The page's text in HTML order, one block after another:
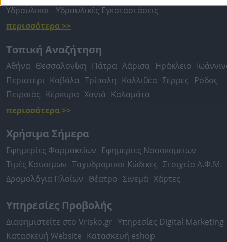
Υδραυλικοί - Υδραυλικές Εγκαταστάσεις
περισσότερα >>
Τοπική Αναζήτηση
Αθήνα Θεσσαλονίκη Πάτρα Λάρισα Ηράκλειο
Περιστέρι Καβάλα Τρίπολη Καλλιθέα Σέρρες Ρόδος
Πειραιάς Κέρκυρα Χανιά Καλαμάτα
περισσότερα >>
Χρήσιμα Σήμερα
Εφημερίες Φαρμακείων Εφημερίες Νοσοκομείων
Τιμές Καυσίμων Ταχυδρομικοί Κώδικες Στοιχεία Α.Φ.Μ.
Δρομολόγια Πλοίων Θέατρο Σινεμά Χάρτες
Υπηρεσίες Προβολής
Διαφημιστείτε στο Vrisko.gr Υπηρεσίες Digital Marketing
Κατασκευή Website Κατασκευή eshop